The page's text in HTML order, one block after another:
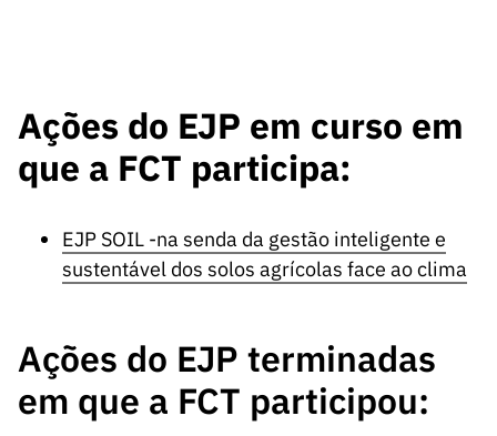
Interesse
FCT
Canais de
Apoios
“Ciência +
Ações do EJP em curso em
que a FCT participa:
EJP SOIL -na senda da gestão inteligente e
sustentável dos solos agrícolas face ao clima
Ações do EJP terminadas
em que a FCT participou: